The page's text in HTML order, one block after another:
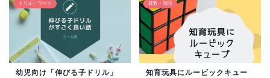
ドリル・ワーク
幼児向け「伸びる子ドリル」
算数・国語
知育玩具にルービックキュー